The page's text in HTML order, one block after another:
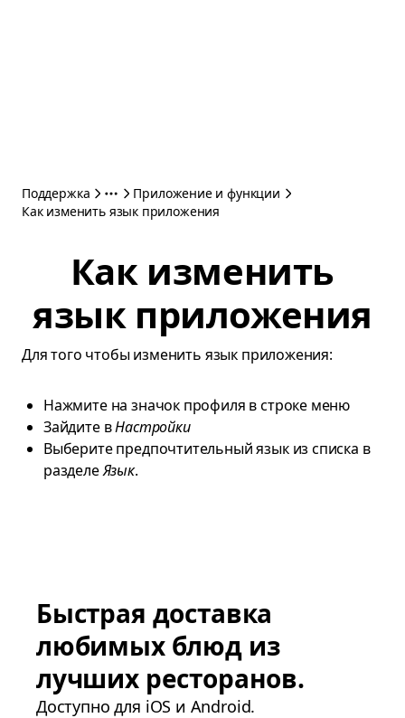
Поддержка
Приложение и функции
Как изменить язык приложения
Как изменить
язык приложения
Для того чтобы изменить язык приложения:
Нажмите на значок профиля в строке меню
Зайдите вНастройки
Выберите предпочтительный язык из списка в
разделеЯзык.
Быстрая доставка
любимых блюд из
лучших ресторанов.
Доступно для iOS и Android.